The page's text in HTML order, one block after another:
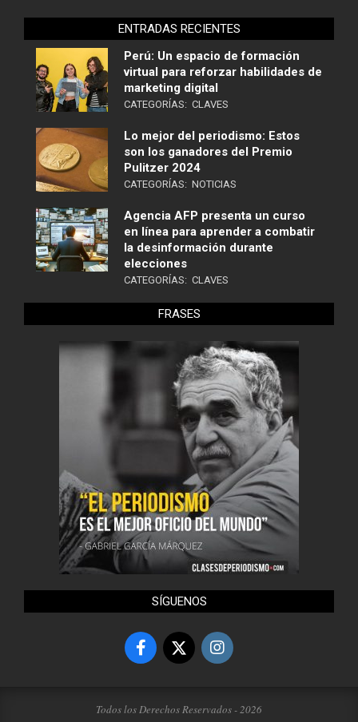
ENTRADAS RECIENTES
Perú: Un espacio de formación
virtual para reforzar habilidades de
marketing digital
CATEGORÍAS: CLAVES
Lo mejor del periodismo: Estos
son los ganadores del Premio
Pulitzer 2024
CATEGORÍAS: NOTICIAS
Agencia AFP presenta un curso
en línea para aprender a combatir
la desinformación durante
elecciones
CATEGORÍAS: CLAVES
FRASES
SÍGUENOS
Todos los Derechos Reservados - 2026